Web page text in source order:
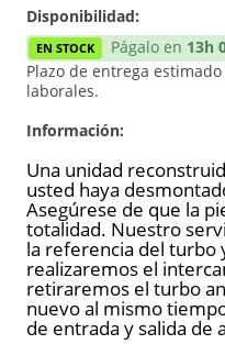
Disponibilidad:
EN STOCK Págalo en 13h
Plazo de entrega
laborales.
Información:
Una unidad
usted haya
Asegúrese de que la
totalidad. Nuestro
la referencia del turbo
realizaremos el
retiraremos el turbo
nuevo al mismo
de entrada y salida de